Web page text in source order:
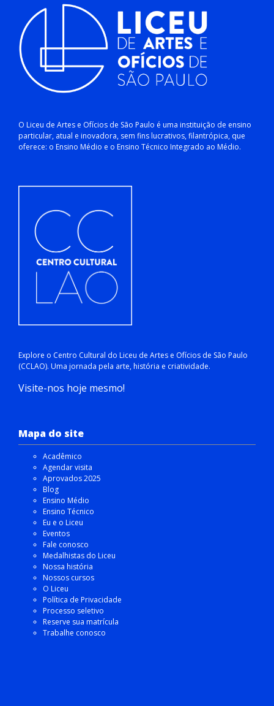
O Liceu de Artes e Ofícios de São Paulo é uma instituição de ensino
particular, atual e inovadora, sem fins lucrativos, filantrópica, que
oferece: o Ensino Médio e o Ensino Técnico Integrado ao Médio.
Explore o Centro Cultural do Liceu de Artes e Ofícios de São Paulo
(CCLAO). Uma jornada pela arte, história e criatividade.
Visite-nos hoje mesmo!
Mapa do site
Acadêmico
Agendar visita
Aprovados 2025
Blog
Ensino Médio
Ensino Técnico
Eu e o Liceu
Eventos
Fale conosco
Medalhistas do Liceu
Nossa história
Nossos cursos
O Liceu
Política de Privacidade
Processo seletivo
Reserve sua matrícula
Trabalhe conosco